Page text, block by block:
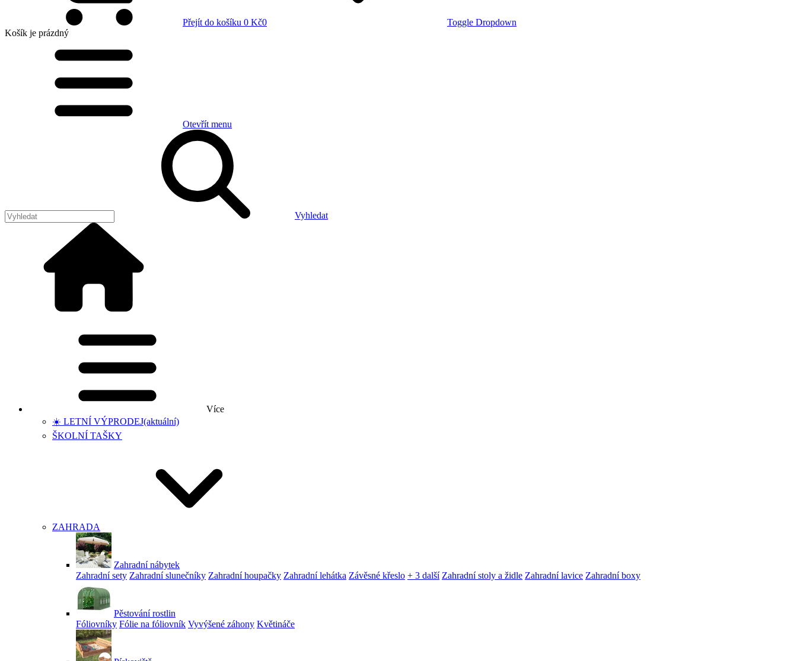
Přejít do košíku 0 Kč0
Toggle Dropdown
Košík je prázdný
Otevřít menu
Vyhledat
Více
☀️ LETNÍ VÝPRODEJ(aktuální)
ŠKOLNÍ TAŠKY
ZAHRADA
Zahradní nábytek
Zahradní sety Zahradní slunečníky Zahradní houpačky Zahradní lehátka Závěsné křeslo + 3 další Zahradní stoly a židle Zahradní lavice Zahradní boxy
Pěstování rostlin
Fóliovníky Fólie na fóliovník Vyvýšené záhony Květináče